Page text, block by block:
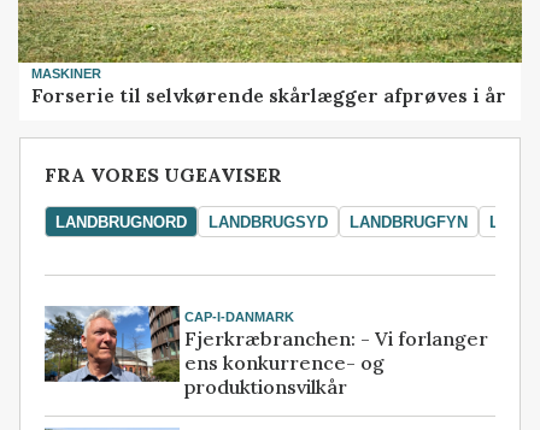
MASKINER
Forserie til selvkørende skårlægger afprøves i år
FRA VORES UGEAVISER
LANDBRUGNORD LANDBRUGSYD LANDBRUGFYN
CAP-I-DANMARK
Fjerkræbranchen: - Vi forlanger
ens konkurrence- og
produktionsvilkår